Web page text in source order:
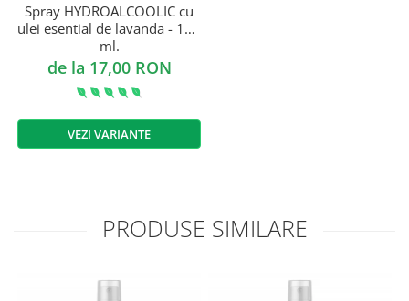
Spray HYDROALCOOLIC cu
ulei esential de lavanda - 100
ml.
de la 17,00 RON
VEZI VARIANTE
PRODUSE SIMILARE